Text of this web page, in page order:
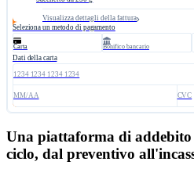
Visualizza dettagli della fattura
Seleziona un metodo di pagamento
Carta Bonifico bancario
Dati della carta
1234 1234 1234 1234
MM/AA CVC
Una piattaforma di
ciclo, dal preventivo